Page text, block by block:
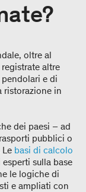
oltre al
altre
e di
ristorazione in
dei paesi – ad
pubblici o
basi di calcolo
sulla base
le logiche di
e ampliati con